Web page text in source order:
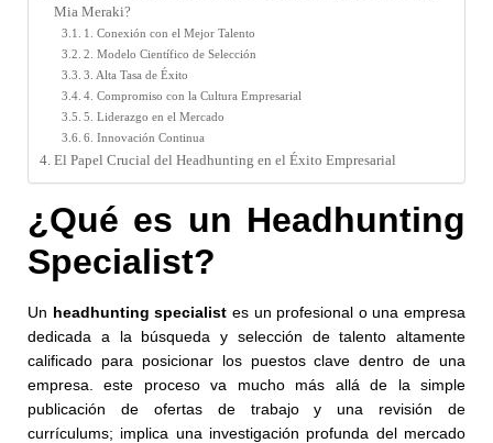
Mia Meraki?
1. Conexión con el Mejor Talento
2. Modelo Científico de Selección
3. Alta Tasa de Éxito
4. Compromiso con la Cultura Empresarial
5. Liderazgo en el Mercado
6. Innovación Continua
El Papel Crucial del Headhunting en el Éxito Empresarial
¿Qué es un Headhunting
Specialist?
Un headhunting specialist es un profesional o una empresa
dedicada a la búsqueda y selección de talento altamente
calificado para posicionar los puestos clave dentro de una
empresa. este proceso va mucho más allá de la simple
publicación de ofertas de trabajo y una revisión de
currículums; implica una investigación profunda del mercado